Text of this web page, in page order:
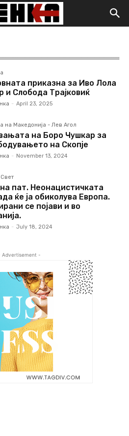
приказна за Иво Лола
и Слобода Трајковиќ
- April 23, 2025
на Македонија - Лев Агол
на Боро Чушкар за
на Скопје
- November 13, 2024
пат. Неонацистичката
ќе ја обиколува Европа.
се појави и во
- July 18, 2024
Advertisement -